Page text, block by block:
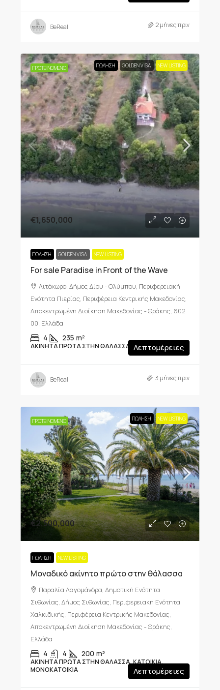
BeReal 2 μήνες πριν
ΠΡΟΤΕΙΝΌΜΕΝΟ ΠΏΛΗΣΗ GOLDEN VISA NEW LISTING
€1,650,000
ΠΏΛΗΣΗ GOLDEN VISA NEW LISTING
For sale Paradise in Front of the Wave
Λιτόχωρο, Δήμος Δίου - Ολύμπου, Περιφερειακή
Ενότητα Πιερίας, Περιφέρεια Κεντρικής Μακεδονίας,
Αποκεντρωμένη Διοίκηση Μακεδονίας - Θράκης, 602
00, Ελλάδα
4 235 m²
ΑΚΊΝΗΤΑ ΠΡΏΤΑ ΣΤΗΝ ΘΆΛΑΣΣΑ, ΜΟΝΟΚΑΤΟΙΚΊΑ
Λεπτομέρειες
BeReal 3 μήνες πριν
ΠΡΟΤΕΙΝΌΜΕΝΟ ΠΏΛΗΣΗ NEW LISTING
€2,500,000
ΠΏΛΗΣΗ NEW LISTING
Μοναδικό ακίνητο πρώτο στην θάλασσα
Παραλία Λαγομάνδρα, Δημοτική Ενότητα
Σιθωνίας, Δήμος Σιθωνίας, Περιφερειακή Ενότητα
Χαλκιδικής, Περιφέρεια Κεντρικής Μακεδονίας,
Αποκεντρωμένη Διοίκηση Μακεδονίας - Θράκης,
Ελλάδα
4 4 200 m²
ΑΚΊΝΗΤΑ ΠΡΏΤΑ ΣΤΗΝ ΘΆΛΑΣΣΑ, ΚΑΤΟΙΚΊΑ,
ΜΟΝΟΚΑΤΟΙΚΊΑ
Λεπτομέρειες